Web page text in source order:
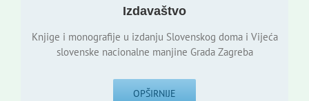
Izdavaštvo
Knjige i monografije u izdanju Slovenskog doma i Vijeća
slovenske nacionalne manjine Grada Zagreba
OPŠIRNIJE